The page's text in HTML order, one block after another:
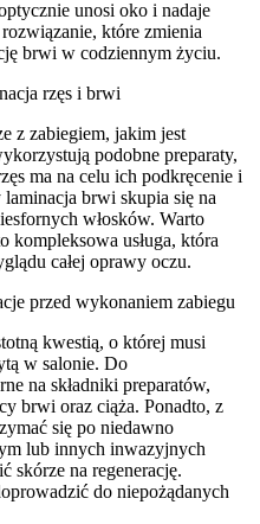
unosi oko i nadaje
które zmienia
brwi w codziennym życiu.
rzęs i brwi
z zabiegiem, jakim jest
podobne preparaty,
ma na celu ich podkręcenie i
brwi skupia się na
włosków. Warto
kompleksowa usługa, która
całej oprawy oczu.
przed wykonaniem zabiegu
kwestią, o której musi
w salonie. Do
na składniki preparatów,
brwi oraz ciąża. Ponadto, z
się po niedawno
lub innych inwazyjnych
skórze na regenerację.
do niepożądanych